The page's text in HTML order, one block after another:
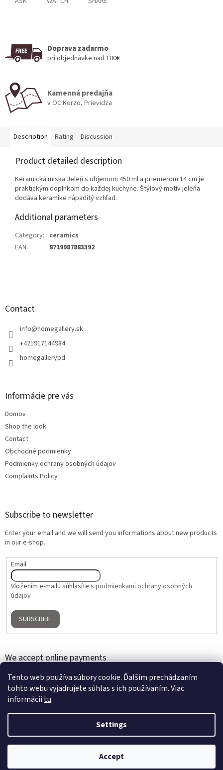
Tento web používa súbory cookie. Ďalším prechádzaním
tohto webu vyjadrujete súhlas s ich používaním. Viac
informáciítu.
Settings
Accept
Doprava zadarmo
pri objednávke nad 100€
Kamenná predajňa
v OC Korzo, Prievidza
Description Rating Discussion
Product detailed description
Keramická miska Jeleň s objemom 450 ml a priemerom 14 cm je
praktickým doplnkom do každej kuchyne. Štýlový motív jeleňa
dodáva keramike nápaditý vzhľad.
Additional parameters
Category: ceramics
EAN: 8719987883392
Contact
info@homegallery.sk
+421917144984
homegallerypd
Informácie pre vás
Domov
Shop the look
Contact
Obchodné podmienky
Podmienky ochrany osobných údajov
Complaints Policy
Subscribe to newsletter
Enter your email and we will send you informations about new products
in our e-shop.
Email
Vložením e-mailu súhlasíte s podmienkami ochrany osobných
údajov
SUBSCRIBE
We accept online payments
Created by Shoptet
Home Gallery